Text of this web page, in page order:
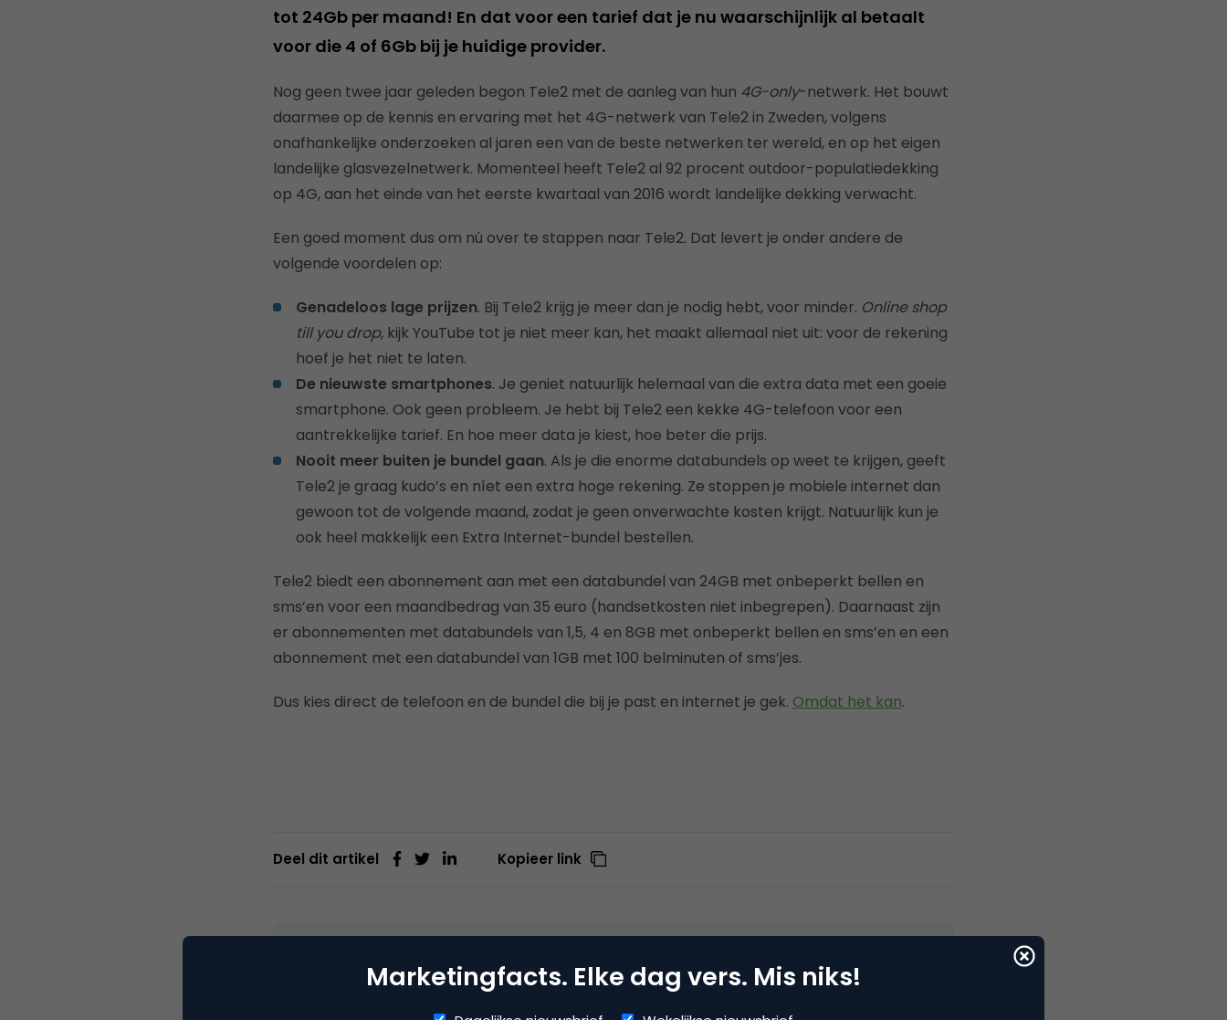
tot 24Gb per maand! En dat voor een tarief dat je nu waarschijnlijk al betaalt
voor die 4 of 6Gb bij je huidige provider.
Nog geen twee jaar geleden begon Tele2 met de aanleg van hun 4G-only-netwerk. Het bouwt
daarmee op de kennis en ervaring met het 4G-netwerk van Tele2 in Zweden, volgens
onafhankelijke onderzoeken al jaren een van de beste netwerken ter wereld, en op het eigen
landelijke glasvezelnetwerk. Momenteel heeft Tele2 al 92 procent outdoor-populatiedekking
op 4G, aan het einde van het eerste kwartaal van 2016 wordt landelijke dekking verwacht.
Een goed moment dus om nú over te stappen naar Tele2. Dat levert je onder andere de
volgende voordelen op:
Genadeloos lage prijzen. Bij Tele2 krijg je meer dan je nodig hebt, voor minder. Online shop
till you drop, kijk YouTube tot je niet meer kan, het maakt allemaal niet uit: voor de rekening
hoef je het niet te laten.
De nieuwste smartphones. Je geniet natuurlijk helemaal van die extra data met een goeie
smartphone. Ook geen probleem. Je hebt bij Tele2 een kekke 4G-telefoon voor een
aantrekkelijke tarief. En hoe meer data je kiest, hoe beter die prijs.
Nooit meer buiten je bundel gaan. Als je die enorme databundels op weet te krijgen, geeft
Tele2 je graag kudo’s en níet een extra hoge rekening. Ze stoppen je mobiele internet dan
gewoon tot de volgende maand, zodat je geen onverwachte kosten krijgt. Natuurlijk kun je
ook heel makkelijk een Extra Internet-bundel bestellen.
Tele2 biedt een abonnement aan met een databundel van 24GB met onbeperkt bellen en
sms’en voor een maandbedrag van 35 euro (handsetkosten niet inbegrepen). Daarnaast zijn
er abonnementen met databundels van 1,5, 4 en 8GB met onbeperkt bellen en sms’en en een
abonnement met een databundel van 1GB met 100 belminuten of sms’jes.
Dus kies direct de telefoon en de bundel die bij je past en internet je gek. Omdat het kan.
Deel dit artikel Kopieer link
Redactie
Hoofdredactie bij Marketingfacts
Marketingfacts. Elke dag vers. Mis niks!